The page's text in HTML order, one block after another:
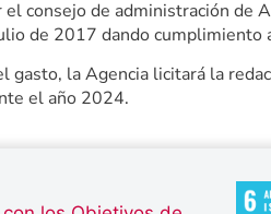
el consejo de administración de
de 2017 dando cumplimiento
gasto, la Agencia licitará la
el año 2024.